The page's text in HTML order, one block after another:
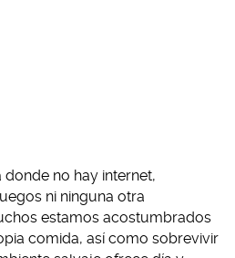
donde no hay internet,
ni ninguna otra
estamos acostumbrados
comida, así como sobrevivir